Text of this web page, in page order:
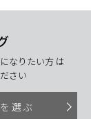
なりたい方 は
さい
選ぶ